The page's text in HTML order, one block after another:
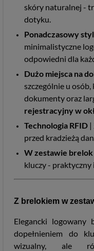
skóry naturalnej -
dotyku.
Ponadczasowy styl
minimalistyczne
odpowiedni dla
Dużo miejsca na
szczególnie u
dokumenty oraz
rejestracyjny w
Technologia RFID |
przed kradzieżą
W zestawie brelok
kluczy - praktyczny
Z brelokiem w
Elegancki logowany
dopełnieniem do
wizualny, ale